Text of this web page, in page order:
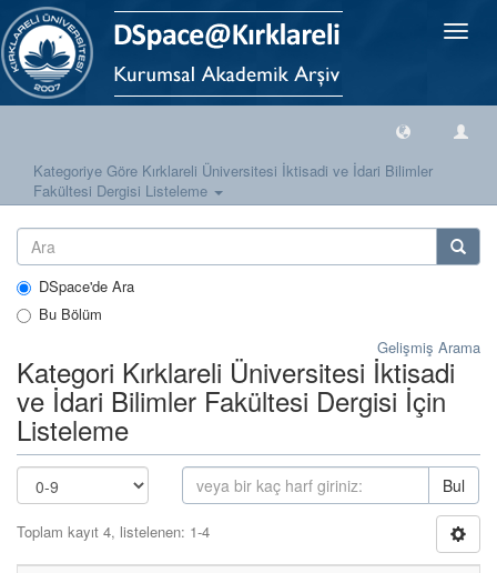
Geçiş
Kategoriye Göre Kırklareli Üniversitesi İktisadi ve İdari Bilimler
Fakültesi Dergisi Listeleme
DSpace'de Ara
Bu Bölüm
Gelişmiş Arama
Kategori Kırklareli Üniversitesi İktisadi
ve İdari Bilimler Fakültesi Dergisi İçin
Listeleme
Bul
Toplam kayıt 4, listelenen: 1-4